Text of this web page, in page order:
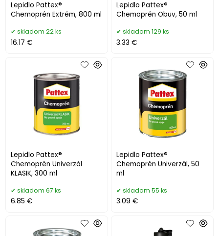
Lepidlo Pattex®
Chemoprén Extrém, 800 ml
skladom 22 ks
16.17 €
Lepidlo Pattex®
Chemoprén Obuv, 50 ml
skladom 129 ks
3.33 €
Lepidlo Pattex®
Chemoprén Univerzál
KLASIK, 300 ml
skladom 67 ks
6.85 €
Lepidlo Pattex®
Chemoprén Univerzál, 50
ml
skladom 55 ks
3.09 €